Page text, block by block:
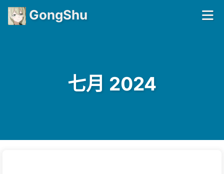
GongShu
七月 2024